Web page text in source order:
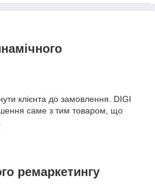
клієнта до замовлення. DIGI
саме з тим товаром, що
ремаркетингу